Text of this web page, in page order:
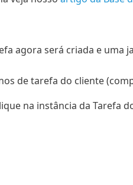
agora será criada e uma
de tarefa do cliente
na instância da Tarefa